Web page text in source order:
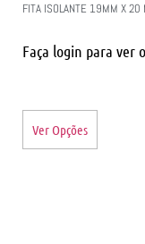
FITA ISOLANTE 19MM X 20
Faça login para ver
Ver Opções